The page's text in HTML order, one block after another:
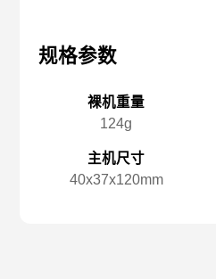
规格参数
裸机重量
124g
主机尺寸
40x️37x️120mm